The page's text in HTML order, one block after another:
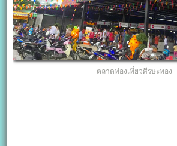
ตลาดท่องเที่ยวศีรษะทอง